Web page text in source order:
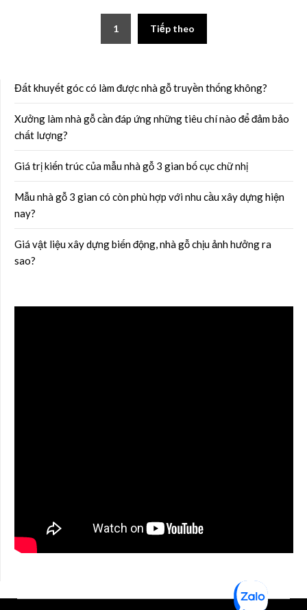
1 Tiếp theo
Đất khuyết góc có làm được nhà gỗ truyền thống không?
Xưởng làm nhà gỗ cần đáp ứng những tiêu chí nào để đảm bảo
chất lượng?
Giá trị kiến trúc của mẫu nhà gỗ 3 gian bố cục chữ nhị
Mẫu nhà gỗ 3 gian có còn phù hợp với nhu cầu xây dựng hiện
nay?
Giá vật liệu xây dựng biến động, nhà gỗ chịu ảnh hưởng ra
sao?